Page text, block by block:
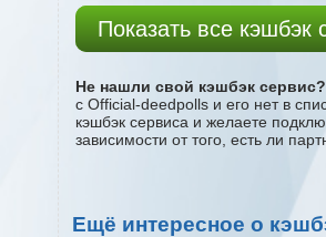
Показать все кэшбэк
Не нашли свой кэшбэк сервис?
с Official-deedpolls и его нет в
кэшбэк сервиса и желаете
зависимости от того, есть ли
Ещё интересное о